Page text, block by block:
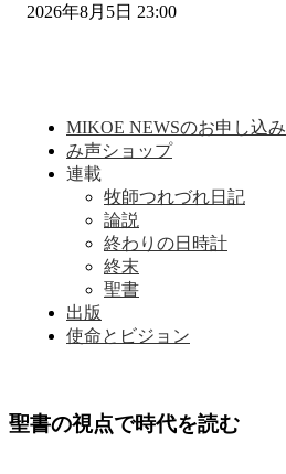
2026年8月5日 23:00
MIKOE NEWSのお申し込み
み声ショップ
連載
牧師つれづれ日記
論説
終わりの日時計
終末
聖書
出版
使命とビジョン
聖書の視点で時代を読む